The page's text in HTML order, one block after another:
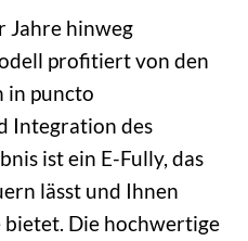
Jahre hinweg
profitiert von den
in puncto
Integration des
ist ein E-Fully, das
lässt und Ihnen
Die hochwertige